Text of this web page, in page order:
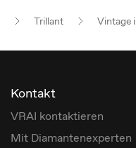
Trillant Vintage
Kontakt
VRAI kontaktieren
Mit Diamantenexperten